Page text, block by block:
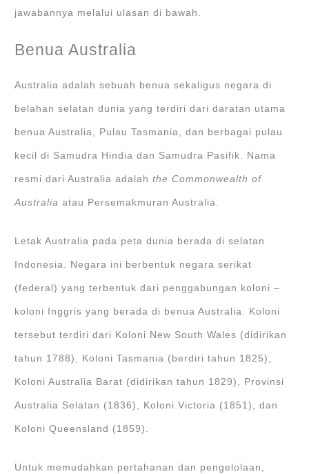
jawabannya melalui ulasan di bawah.
Benua Australia
Australia adalah sebuah benua sekaligus negara di
belahan selatan dunia yang terdiri dari daratan utama
benua Australia, Pulau Tasmania, dan berbagai pulau
kecil di Samudra Hindia dan Samudra Pasifik. Nama
resmi dari Australia adalahthe Commonwealth of
Australia atau Persemakmuran Australia.
Letak Australia pada peta dunia berada di selatan
Indonesia. Negara ini berbentuk negara serikat
(federal) yang terbentuk dari penggabungan koloni –
koloni Inggris yang berada di benua Australia. Koloni
tersebut terdiri dari Koloni New South Wales (didirikan
tahun 1788), Koloni Tasmania (berdiri tahun 1825),
Koloni Australia Barat (didirikan tahun 1829), Provinsi
Australia Selatan (1836), Koloni Victoria (1851), dan
Koloni Queensland (1859).
Untuk memudahkan pertahanan dan pengelolaan,